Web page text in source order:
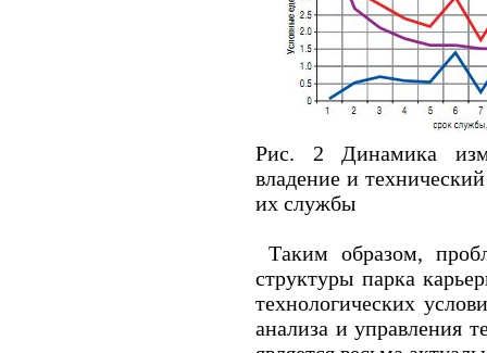
Рис. 2 Динамика
владение и
их службы
Таким образом,
структуры парка
технологических
анализа и управления